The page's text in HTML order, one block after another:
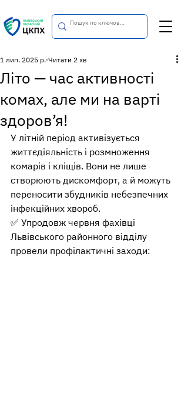
Літо — час активності
комах, але ми на варті
здоров’я!
1 лип. 2025 р. Читати 2 хв
У літній період активізується
життєдіяльність і розмноження
комарів і кліщів. Вони не лише
створюють дискомфорт, а й можуть
переносити збудників небезпечних
інфекційних хвороб.
✅ Упродовж червня фахівці
Львівського районного відділу
провели профілактичні заходи: